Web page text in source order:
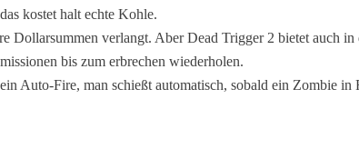
kostet halt echte Kohle.
verlangt. Aber Dead Trigger 2 bietet auch in
bis zum erbrechen wiederholen.
Auto-Fire, man schießt automatisch, sobald ein Zombie